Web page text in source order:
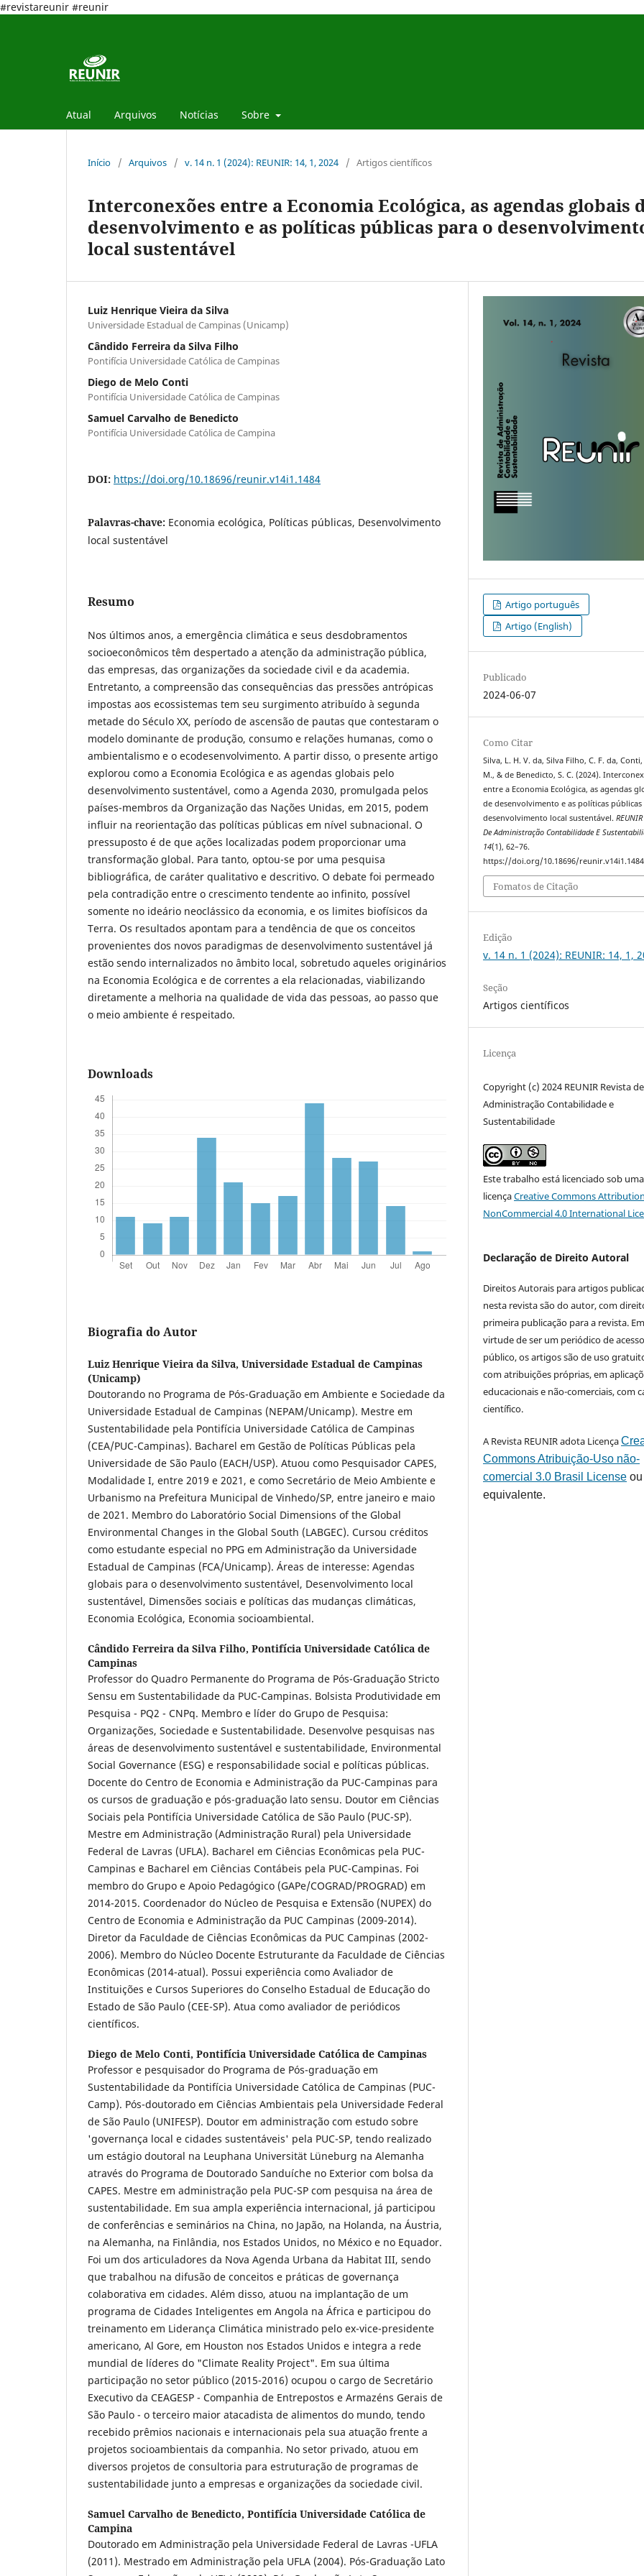
#revistareunir #reunir
Atual Arquivos Notícias Sobre
Início / Arquivos / v. 14 n. 1 (2024): REUNIR: 14, 1, 2024 / Artigos científicos
Interconexões entre a Economia Ecológica, as agendas globais
desenvolvimento e as políticas públicas para o
local sustentável
Luiz Henrique Vieira da Silva
Universidade Estadual de Campinas (Unicamp)
Cândido Ferreira da Silva Filho
Pontifícia Universidade Católica de Campinas
Diego de Melo Conti
Pontifícia Universidade Católica de Campinas
Samuel Carvalho de Benedicto
Pontifícia Universidade Católica de Campina
DOI: https://doi.org/10.18696/reunir.v14i1.1484
Palavras-chave: Economia ecológica, Políticas públicas, Desenvolvimento
local sustentável
Resumo
Nos últimos anos, a emergência climática e seus desdobramentos
socioeconômicos têm despertado a atenção da administração pública,
das empresas, das organizações da sociedade civil e da academia.
Entretanto, a compreensão das consequências das pressões antrópicas
impostas aos ecossistemas tem seu surgimento atribuído à segunda
metade do Século XX, período de ascensão de pautas que contestaram o
modelo dominante de produção, consumo e relações humanas, como o
ambientalismo e o ecodesenvolvimento. A partir disso, o presente artigo
explorou como a Economia Ecológica e as agendas globais pelo
desenvolvimento sustentável, como a Agenda 2030, promulgada pelos
países-membros da Organização das Nações Unidas, em 2015, podem
influir na reorientação das políticas públicas em nível subnacional. O
pressuposto é de que ações localizadas podem proporcionar uma
transformação global. Para tanto, optou-se por uma pesquisa
bibliográfica, de caráter qualitativo e descritivo. O debate foi permeado
pela contradição entre o crescimento tendente ao infinito, possível
somente no ideário neoclássico da economia, e os limites biofísicos da
Terra. Os resultados apontam para a tendência de que os conceitos
provenientes dos novos paradigmas de desenvolvimento sustentável já
estão sendo internalizados no âmbito local, sobretudo aqueles originários
na Economia Ecológica e de correntes a ela relacionadas, viabilizando
diretamente a melhoria na qualidade de vida das pessoas, ao passo que
o meio ambiente é respeitado.
Downloads
Biografia do Autor
Luiz Henrique Vieira da Silva, Universidade Estadual de Campinas
(Unicamp)
Doutorando no Programa de Pós-Graduação em Ambiente e Sociedade da
Universidade Estadual de Campinas (NEPAM/Unicamp). Mestre em
Sustentabilidade pela Pontifícia Universidade Católica de Campinas
(CEA/PUC-Campinas). Bacharel em Gestão de Políticas Públicas pela
Universidade de São Paulo (EACH/USP). Atuou como Pesquisador CAPES,
Modalidade I, entre 2019 e 2021, e como Secretário de Meio Ambiente e
Urbanismo na Prefeitura Municipal de Vinhedo/SP, entre janeiro e maio
de 2021. Membro do Laboratório Social Dimensions of the Global
Environmental Changes in the Global South (LABGEC). Cursou créditos
como estudante especial no PPG em Administração da Universidade
Estadual de Campinas (FCA/Unicamp). Áreas de interesse: Agendas
globais para o desenvolvimento sustentável, Desenvolvimento local
sustentável, Dimensões sociais e políticas das mudanças climáticas,
Economia Ecológica, Economia socioambiental.
Cândido Ferreira da Silva Filho, Pontifícia Universidade Católica de
Campinas
Professor do Quadro Permanente do Programa de Pós-Graduação Stricto
Sensu em Sustentabilidade da PUC-Campinas. Bolsista Produtividade em
Pesquisa - PQ2 - CNPq. Membro e líder do Grupo de Pesquisa:
Organizações, Sociedade e Sustentabilidade. Desenvolve pesquisas nas
áreas de desenvolvimento sustentável e sustentabilidade, Environmental
Social Governance (ESG) e responsabilidade social e políticas públicas.
Docente do Centro de Economia e Administração da PUC-Campinas para
os cursos de graduação e pós-graduação lato sensu. Doutor em Ciências
Sociais pela Pontifícia Universidade Católica de São Paulo (PUC-SP).
Mestre em Administração (Administração Rural) pela Universidade
Federal de Lavras (UFLA). Bacharel em Ciências Econômicas pela PUC-
Campinas e Bacharel em Ciências Contábeis pela PUC-Campinas. Foi
membro do Grupo e Apoio Pedagógico (GAPe/COGRAD/PROGRAD) em
2014-2015. Coordenador do Núcleo de Pesquisa e Extensão (NUPEX) do
Centro de Economia e Administração da PUC Campinas (2009-2014).
Diretor da Faculdade de Ciências Econômicas da PUC Campinas (2002-
2006). Membro do Núcleo Docente Estruturante da Faculdade de Ciências
Econômicas (2014-atual). Possui experiência como Avaliador de
Instituições e Cursos Superiores do Conselho Estadual de Educação do
Estado de São Paulo (CEE-SP). Atua como avaliador de periódicos
científicos.
Diego de Melo Conti, Pontifícia Universidade Católica de Campinas
Professor e pesquisador do Programa de Pós-graduação em
Sustentabilidade da Pontifícia Universidade Católica de Campinas (PUC-
Camp). Pós-doutorado em Ciências Ambientais pela Universidade Federal
de São Paulo (UNIFESP). Doutor em administração com estudo sobre
'governança local e cidades sustentáveis' pela PUC-SP, tendo realizado
um estágio doutoral na Leuphana Universität Lüneburg na Alemanha
através do Programa de Doutorado Sanduíche no Exterior com bolsa da
CAPES. Mestre em administração pela PUC-SP com pesquisa na área de
sustentabilidade. Em sua ampla experiência internacional, já participou
de conferências e seminários na China, no Japão, na Holanda, na Áustria,
na Alemanha, na Finlândia, nos Estados Unidos, no México e no Equador.
Foi um dos articuladores da Nova Agenda Urbana da Habitat III, sendo
que trabalhou na difusão de conceitos e práticas de governança
colaborativa em cidades. Além disso, atuou na implantação de um
programa de Cidades Inteligentes em Angola na África e participou do
treinamento em Liderança Climática ministrado pelo ex-vice-presidente
americano, Al Gore, em Houston nos Estados Unidos e integra a rede
mundial de líderes do "Climate Reality Project". Em sua última
participação no setor público (2015-2016) ocupou o cargo de Secretário
Executivo da CEAGESP - Companhia de Entrepostos e Armazéns Gerais de
São Paulo - o terceiro maior atacadista de alimentos do mundo, tendo
recebido prêmios nacionais e internacionais pela sua atuação frente a
projetos socioambientais da companhia. No setor privado, atuou em
diversos projetos de consultoria para estruturação de programas de
sustentabilidade junto a empresas e organizações da sociedade civil.
Samuel Carvalho de Benedicto, Pontifícia Universidade Católica de
Campina
Doutorado em Administração pela Universidade Federal de Lavras -UFLA
(2011). Mestrado em Administração pela UFLA (2004). Pós-Graduação Lato
Artigo português
Artigo (English)
Publicado
2024-06-07
Como Citar
Silva, L. H. V. da, Silva Filho, C. F. da,
M., & de Benedicto, S. C. (2024).
entre a Economia Ecológica, as agendas
de desenvolvimento e as políticas públicas
desenvolvimento local sustentável.
De Administração Contabilidade E
14(1), 62–76.
https://doi.org/10.18696/reunir.v14i1.1484
Fomatos de Citação
Edição
v. 14 n. 1 (2024): REUNIR: 14, 1,
Seção
Artigos científicos
Licença
Copyright (c) 2024 REUNIR Revista de
Administração Contabilidade e
Sustentabilidade
Este trabalho está licenciado sob uma
licençaCreative Commons
NonCommercial 4.0 International
Declaração de Direito Autoral
Direitos Autorais para artigos
nesta revista são do autor, com
primeira publicação para a revista. Em
virtude de ser um periódico de acesso
público, os artigos são de uso
com atribuições próprias, em
educacionais e não-comerciais, com
científico.
A Revista REUNIR adota Licença
Commons Atribuição-Uso não-
comercial 3.0 Brasil License
equivalente.